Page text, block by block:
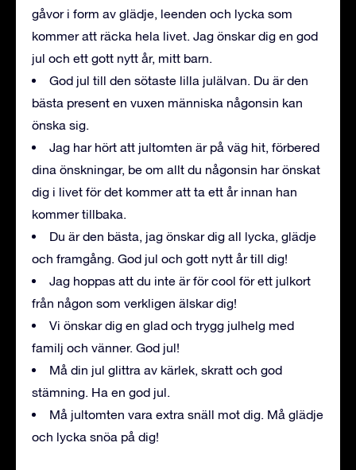
gåvor i form av glädje, leenden och lycka som
kommer att räcka hela livet. Jag önskar dig en god
jul och ett gott nytt år, mitt barn.
God jul till den sötaste lilla julälvan. Du är den
bästa present en vuxen människa någonsin kan
önska sig.
Jag har hört att jultomten är på väg hit, förbered
dina önskningar, be om allt du någonsin har önskat
dig i livet för det kommer att ta ett år innan han
kommer tillbaka.
Du är den bästa, jag önskar dig all lycka, glädje
och framgång. God jul och gott nytt år till dig!
Jag hoppas att du inte är för cool för ett julkort
från någon som verkligen älskar dig!
Vi önskar dig en glad och trygg julhelg med
familj och vänner. God jul!
Må din jul glittra av kärlek, skratt och god
stämning. Ha en god jul.
Må jultomten vara extra snäll mot dig. Må glädje
och lycka snöa på dig!